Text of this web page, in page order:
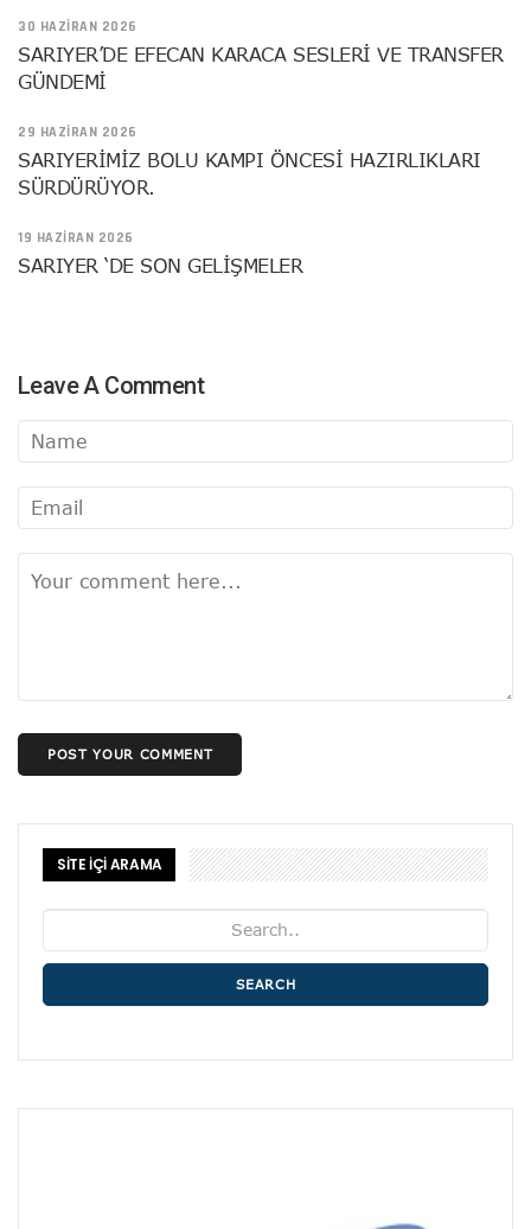
30 HAZIRAN 2026
SARIYER’DE EFECAN KARACA SESLERİ VE TRANSFER
GÜNDEMİ
29 HAZIRAN 2026
SARIYERİMİZ BOLU KAMPI ÖNCESİ HAZIRLIKLARI
SÜRDÜRÜYOR.
19 HAZIRAN 2026
SARIYER ‘DE SON GELİŞMELER
Leave A Comment
POST YOUR COMMENT
SİTE İÇİ ARAMA
SEARCH